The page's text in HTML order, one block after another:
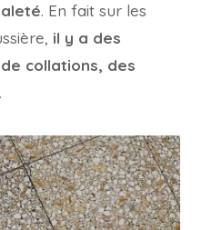
. En fait sur les
il y a des
collations, des